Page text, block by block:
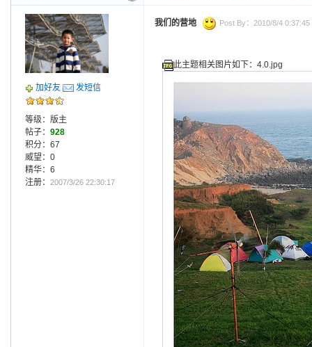
加好友 发短信
等级：版主
帖子： 928
积分：67
威望：0
精华：6
注册： 2007/3/26 22:30:17
我们的营地 Post By：2010/8/4 0:37:45
此主题相关图片如下：4.0.jpg